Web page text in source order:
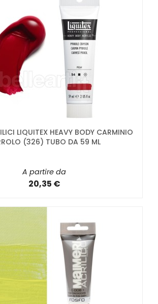
LIQUITEX HEAVY BODY CARMINIO
(326) TUBO DA 59 ML
A partire da
20,35 €